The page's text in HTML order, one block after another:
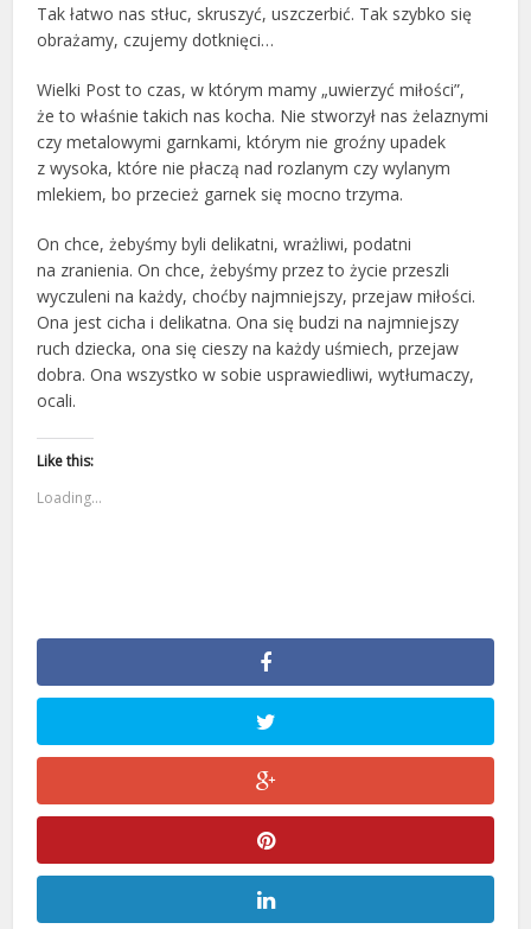
Tak łatwo nas stłuc, skruszyć, uszczerbić. Tak szybko się
obrażamy, czujemy dotknięci…
Wielki Post to czas, w którym mamy „uwierzyć miłości”,
że to właśnie takich nas kocha. Nie stworzył nas żelaznymi
czy metalowymi garnkami, którym nie groźny upadek
z wysoka, które nie płaczą nad rozlanym czy wylanym
mlekiem, bo przecież garnek się mocno trzyma.
On chce, żebyśmy byli delikatni, wrażliwi, podatni
na zranienia. On chce, żebyśmy przez to życie przeszli
wyczuleni na każdy, choćby najmniejszy, przejaw miłości.
Ona jest cicha i delikatna. Ona się budzi na najmniejszy
ruch dziecka, ona się cieszy na każdy uśmiech, przejaw
dobra. Ona wszystko w sobie usprawiedliwi, wytłumaczy,
ocali.
Like this:
Loading...